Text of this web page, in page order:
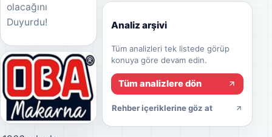
olacağını
Duyurdu!
Analiz arşivi
Tüm analizleri tek listede görüp
konuya göre devam edin.
Tüm analizlere dön
Rehber içeriklerine göz at